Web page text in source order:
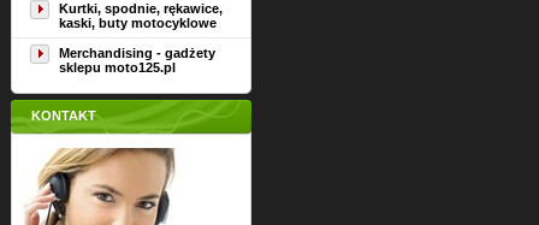
Kurtki, spodnie, rękawice,
kaski, buty motocyklowe
Merchandising - gadżety
sklepu moto125.pl
KONTAKT